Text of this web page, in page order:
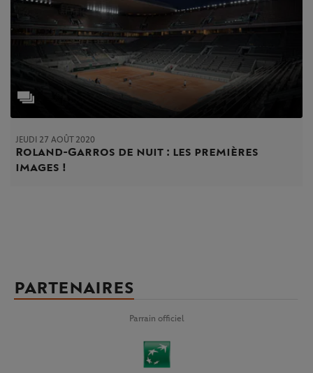
JEUDI 27 AOÛT 2020
Roland-Garros de nuit : les premières
images !
PARTENAIRES
Parrain officiel